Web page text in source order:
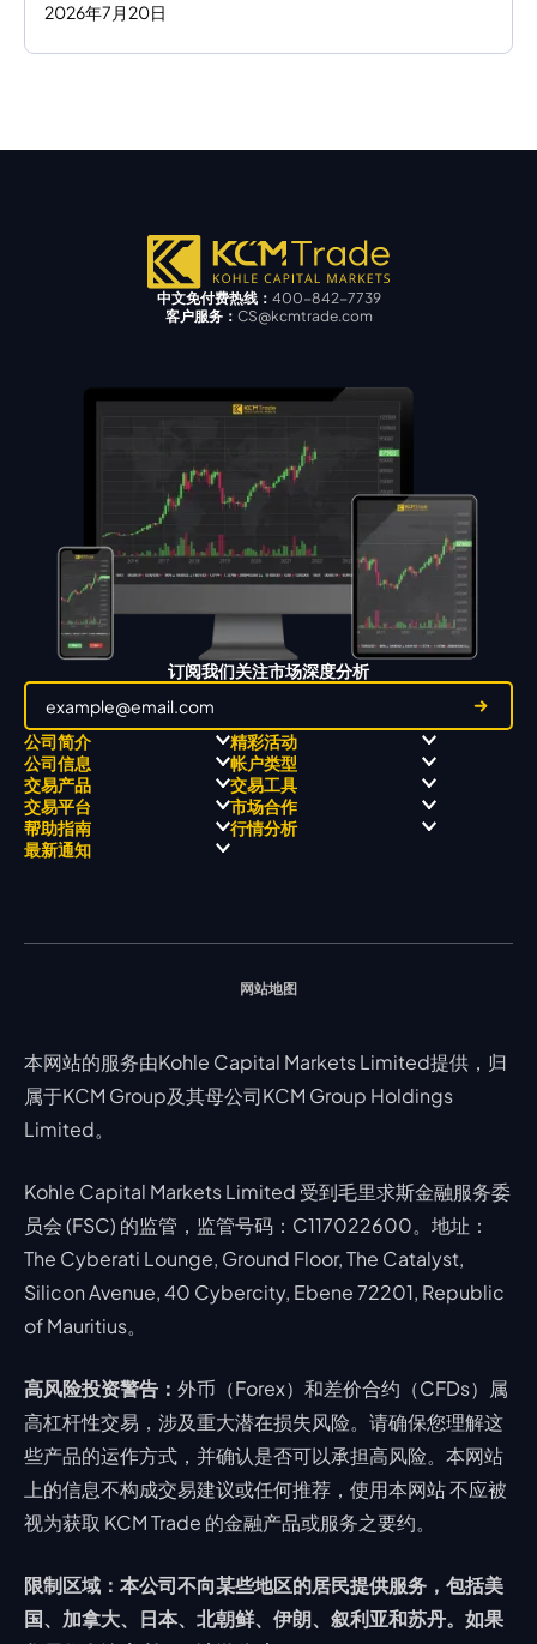
2026年7 月 20日
中文免付费热线： 400-842-7739
客户服务： CS@kcmtrade.com
订阅我们关注市场深度分析
公司简介
关于
关于 KCM Group
三大优势
奖项和成就
精彩活动
职业高尔夫 x 飘移队
全球高尔夫锦标赛
公司信息
经营理念
公开信息与风险披露
公司新闻
视频库
帐户类型
ECN 账户
STP 账户
账户比较
交易产品
Forex
贵金属
能源
交易工具
交易平台
MetaTrader 4
MetaTrader 5
市场合作
帮助指南 行情分析
最新通知
网站地图
本网站的服务由Kohle Capital Markets Limited提供，归
属于KCM Group及其母公司KCM Group Holdings
Limited。
Kohle Capital Markets Limited 受到毛里求斯金融服务委
员会 (FSC) 的监管，监管号码：C117022600。地址：
The Cyberati Lounge, Ground Floor, The Catalyst,
Silicon Avenue, 40 Cybercity, Ebene 72201, Republic
of Mauritius。
高风险投资警告： 外币（Forex）和差价合约（CFDs）属
高杠杆性交易，涉及重大潜在损失风险。请确保您理解这
些产品的运作方式，并确认是否可以承担高风险。本网站
上的信息不构成交易建议或任何推荐，使用本网站 不应被
视为获取 KCM Trade 的金融产品或服务之要约。
限制区域：本公司不向某些地区的居民提供服务，包括美
国、加拿大、日本、北朝鲜、伊朗、叙利亚和苏丹。如果